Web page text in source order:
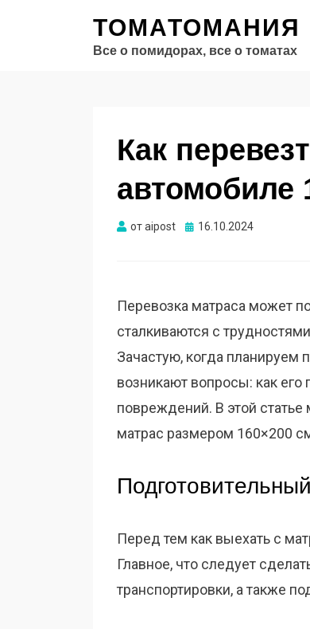
ТОМАТОМАНИЯ
Все о помидорах, все о томатах
Как
автомобиле
отaipost Опубликовано
16.10.2024
Перевозка матраса может
сталкиваются с
Зачастую, когда планируем
возникают вопросы: как его
повреждений. В этой
матрас размером 160×200
Перед тем как выехать с
Главное, что следует
транспортировки, а также